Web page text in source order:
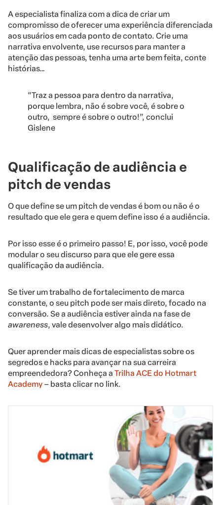
A especialista finaliza com a dica de criar um
compromisso de oferecer uma experiência diferenciada
aos usuários em cada ponto de contato. Crie uma
narrativa envolvente, use recursos para manter a
atenção das pessoas, tenha uma arte bem feita, conte
histórias…
“Traz a pessoa para dentro da narrativa,
porque lembra, não é sobre você, é sobre o
outro, sempre é sobre o outro!”, conclui
Gislene
Qualificação de audiência e
pitch de vendas
O que define se um pitch de vendas é bom ou não é o
resultado que ele gera e quem define isso é a audiência.
Por isso esse é o primeiro passo! E, por isso, você pode
modular o seu discurso para que ele gere essa
qualificação da audiência.
Se tiver um trabalho de fortalecimento de marca
constante, o seu pitch pode ser mais direto, focado na
conversão. Se a audiência estiver ainda na fase de
awareness, vale desenvolver algo mais didático.
Quer aprender mais dicas de especialistas sobre os
segredos e hacks para avançar na sua carreira
empreendedora? Conheça a Trilha ACE do Hotmart
Academy – basta clicar no link.